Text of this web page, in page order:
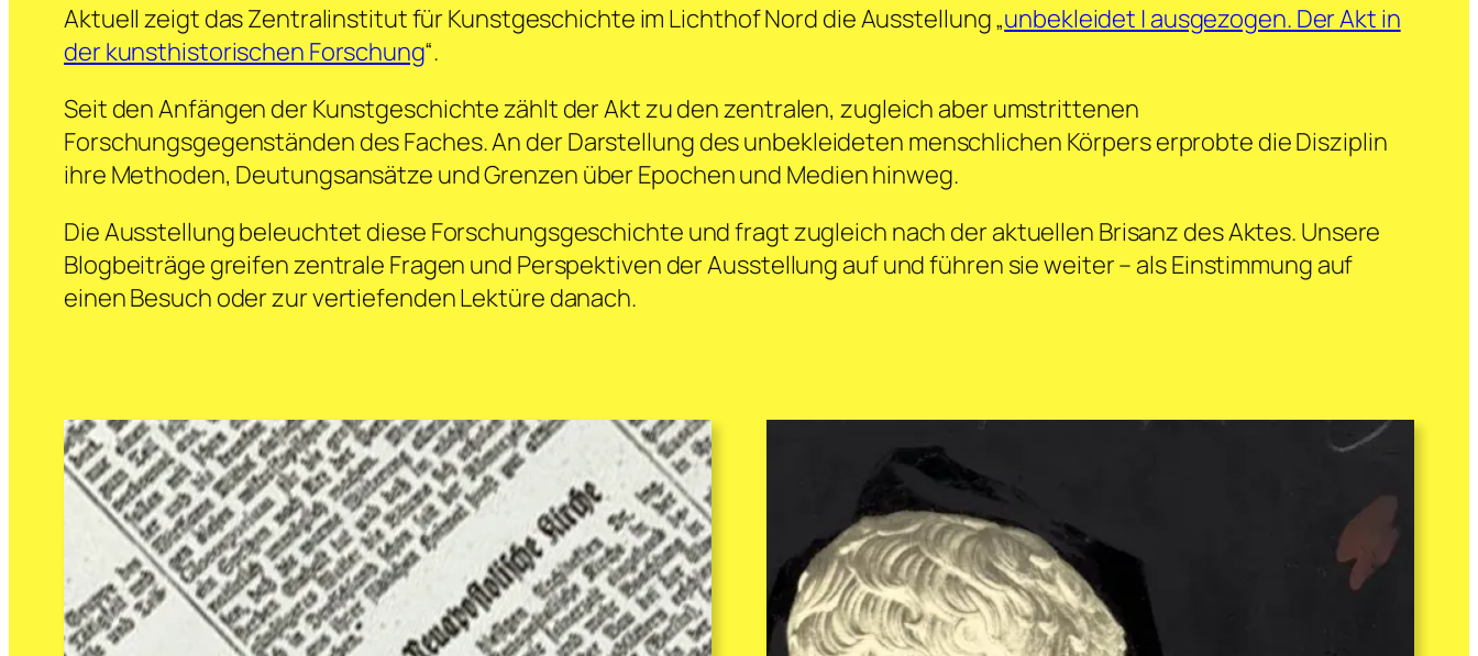
Aktuell zeigt das Zentralinstitut für Kunstgeschichte im Lichthof Nord die Ausstellung „unbekleidet | ausgezogen. Der Akt in
der kunsthistorischen Forschung“.
Seit den Anfängen der Kunstgeschichte zählt der Akt zu den zentralen, zugleich aber umstrittenen
Forschungsgegenständen des Faches. An der Darstellung des unbekleideten menschlichen Körpers erprobte die Disziplin
ihre Methoden, Deutungsansätze und Grenzen über Epochen und Medien hinweg.
Die Ausstellung beleuchtet diese Forschungsgeschichte und fragt zugleich nach der aktuellen Brisanz des Aktes. Unsere
Blogbeiträge greifen zentrale Fragen und Perspektiven der Ausstellung auf und führen sie weiter – als Einstimmung auf
einen Besuch oder zur vertiefenden Lektüre danach.